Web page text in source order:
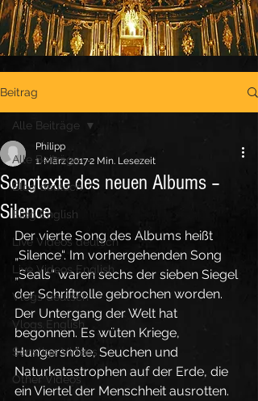
Beitrag
Alle Beiträge
Blog deutsch
Blog English
Live Videos deutsch
Live Videos English
Vlogs deutsch
Vlogs English
Sonstige Videos
Other Videos
Alle Beiträge
Songtexte des neuen Albums –
Silence
Philipp
1. März 20172 Min. Lesezeit
Der vierte Song des Albums heißt
„Silence“. Im vorhergehenden Song
„Seals“ waren sechs der sieben Siegel
der Schriftrolle gebrochen worden.
Der Untergang der Welt hat
begonnen. Es wüten Kriege,
Hungersnöte, Seuchen und
Naturkatastrophen auf der Erde, die
ein Viertel der Menschheit ausrotten.